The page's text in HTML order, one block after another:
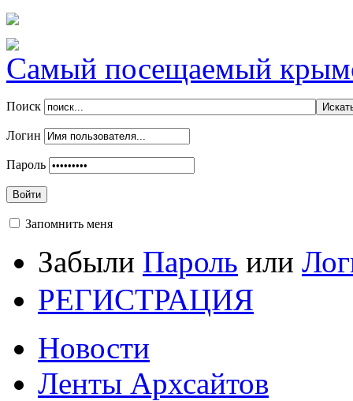
Самый посещаемый
Поиск
Логин
Пароль
Войти
Запомнить меня
Забыли Пароль или
РЕГИСТРАЦИЯ
Новости
Ленты Архсайтов